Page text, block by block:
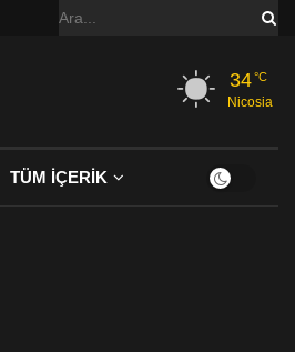
34°C
Nicosia
TÜM İÇERİK